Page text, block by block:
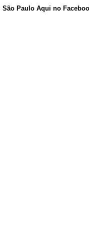
São Paulo Aqui no